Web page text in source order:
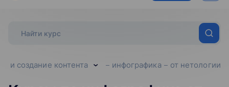
и создание контента инфографика от нетологии